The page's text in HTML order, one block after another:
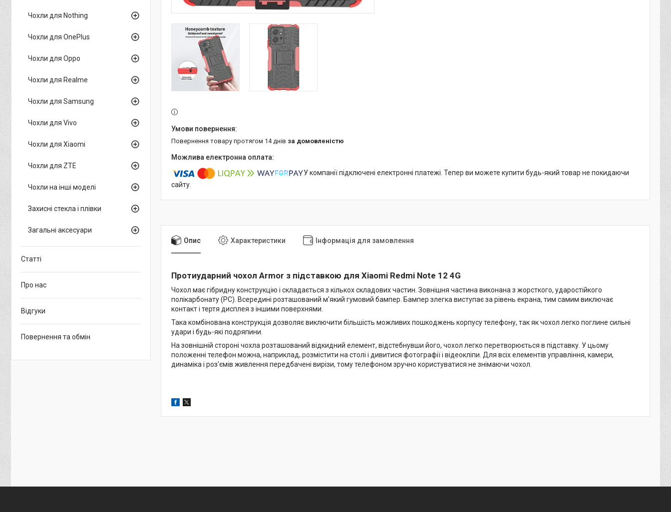
повернення товару протягом 14 днів за домовленістю
У компанії підключені електронні платежі. Тепер ви можете купити будь-який товар не покидаючи
сайту.
Опис Характеристики Інформація для замовлення
Протиударний чохол Armor з підставкою для Xiaomi Redmi Note 12 4G
Чохол має гібридну конструкцію і складається з кількох складових частин. Зовнішня частина виконана з жорсткого, ударостійкого
полікарбонату (PC). Всередині розташований м'який гумовий бампер. Бампер злегка виступає за рівень екрана, тим самим виключає
контакт і тертя дисплея з іншими поверхнями.
Така комбінована конструкція дозволяє виключити більшість можливих пошкоджень корпусу телефону, так як чохол легко поглине сильні
удари і будь-які подряпини.
На зовнішній стороні чохла розташований відкидний елемент, відстебнувши його, чохол легко перетворюється в підставку. У цьому
положенні телефон можна, наприклад, розмістити на столі і дивитися фотографії і відеокліпи. Для всіх елементів управління, камери,
динаміка і роз'ємів живлення передбачені вирізи, тому телефоном зручно користуватися не знімаючи чохол.
Чохли для Nothing
Чохли для OnePlus
Чохли для Oppo
Чохли для Realme
Чохли для Samsung
Чохли для Vivo
Чохли для Xiaomi
Чохли для ZTE
Чохли на інші моделі
Захисні стекла і плівки
Загальні аксесуари
Статті
Про нас
Відгуки
Повернення та обмін